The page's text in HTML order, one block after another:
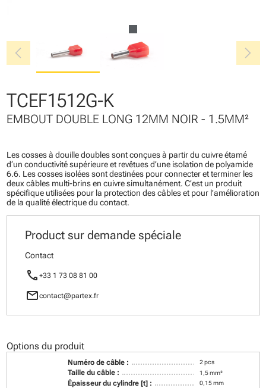
chevron_left chevron_right
TCEF1512G-K
EMBOUT DOUBLE LONG 12MM NOIR - 1.5MM²
Les cosses à douille doubles sont conçues à partir du cuivre étamé
d‘un conductivité supérieure et revêtues d’une isolation de polyamide
6.6. Les cosses isolées sont destinées pour connecter et terminer les
deux câbles multi-brins en cuivre simultanément. C’est un produit
spécifique utilisées pour la protection des câbles et pour l’amélioration
de la qualité électrique du contact.
Product sur demande spéciale
Contact
call +33 1 73 08 81 00
mailcontact@partex.fr
Options du produit
Numéro de câble : 2 pcs
Taille du câble : 1,5 mm²
Épaisseur du cylindre [t] : 0,15 mm